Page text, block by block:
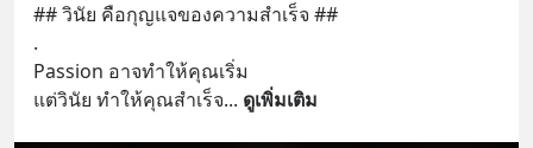
## วินัย คือกุญแจของความสำเร็จ ##
.
Passion อาจทำให้คุณเริ่ม
แต่วินัย ทำให้คุณสำเร็จ... ดูเพิ่มเติม